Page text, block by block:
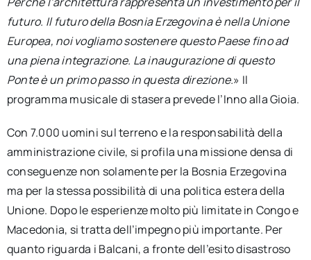
futuro. Il futuro della Bosnia Erzegovina è nella Unione
Europea, noi vogliamo sostenere questo Paese fino ad
una piena integrazione. La inaugurazione di questo
Ponte è un primo passo in questa direzione.» Il
programma musicale di stasera prevede l’Inno alla Gioia.
Con 7.000 uomini sul terreno e la responsabilità della
amministrazione civile, si profila una missione densa di
conseguenze non solamente per la Bosnia Erzegovina
ma per la stessa possibilità di una politica estera della
Unione. Dopo le esperienze molto più limitate in Congo e
Macedonia, si tratta dell’impegno più importante. Per
quanto riguarda i Balcani, a fronte dell’esito disastroso